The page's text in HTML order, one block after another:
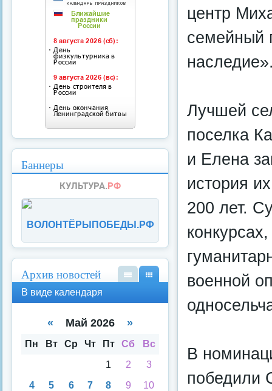
центр
семейный
Лучшей
поселка
и Елена
история
200 лет.
военной
В
победили
Баннеры
ВОЛОНТЁРЫПОБЕДЫ.РФ
Архив новостей
аря
спи
В виде календаря
« Май 2026 »
Пн Вт Ср Чт Пт Сб
Вс
1
2
3
4
5 6 7 8 9
10